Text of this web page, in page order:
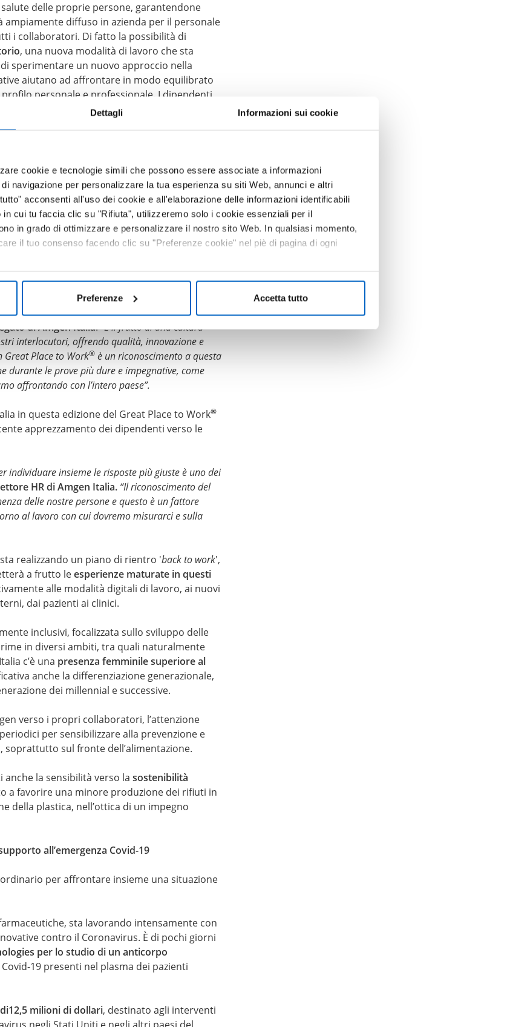
Dettagli Informazioni sui cookie
cookie e tecnologie simili che possono essere associate a informazioni
navigazione per personalizzare la tua esperienza su siti Web, annunci e altri
acconsenti all'uso dei cookie e all'elaborazione delle informazioni identificabili
cui tu faccia clic su "Rifiuta", utilizzeremo solo i cookie essenziali per il
in grado di ottimizzare e personalizzare il nostro sito Web. In qualsiasi momento,
il tuo consenso facendo clic su "Preferenze cookie" nel piè di pagina di ogni
Preferenze Accetta tutto
delle proprie persone, garantendone
ampiamente diffuso in azienda per il personale
i collaboratori. Di fatto la possibilità di
, una nuova modalità di lavoro che sta
sperimentare un nuovo approccio nella
aiutano ad affrontare in modo equilibrato
personale e professionale. I dipendenti
, una piattaforma di podcast
Amgen Italia in un contesto dalle
attribuisce da sempre alle relazioni con le
all’azienda il riconoscimento diGreat
la sua valutazione, orgoglio e fiducia
il rapporto dei dipendenti con Amgen,
un gradimento che riguarda tutti gli aspetti
e spirito di squadra.
e sulla condivisione di valori comuni”
di Amgen Italia.“È il frutto di una cultura
interlocutori, offrendo qualità, innovazione e
Place to Work® è un riconoscimento a questa
durante le prove più dure e impegnative, come
affrontando con l’intero paese”.
in questa edizione del Great Place to Work®
apprezzamento dei dipendenti verso le
individuare insieme le risposte più giuste è uno dei
HR di Amgen Italia. “Il riconoscimento del
delle nostre persone e questo è un fattore
al lavoro con cui dovremo misurarci e sulla
realizzando un piano di rientro 'back to work',
a frutto leesperienze maturate in questi
alle modalità digitali di lavoro, ai nuovi
dai pazienti ai clinici.
inclusivi, focalizzata sullo sviluppo delle
in diversi ambiti, tra quali naturalmente
c’è una presenza femminile superiore al
anche la differenziazione generazionale,
dei millennial e successive.
verso i propri collaboratori, l’attenzione
per sensibilizzare alla prevenzione e
sul fronte dell’alimentazione.
la sensibilità verso la sostenibilità
a favorire una minore produzione dei rifiuti in
della plastica, nell’ottica di un impegno
all’emergenza Covid-19
per affrontare insieme una situazione
sta lavorando intensamente con
contro il Coronavirus. È di pochi giorni
per lo studio di un anticorpo
19 presenti nel plasma dei pazienti
12,5 milioni di dollari, destinato agli interventi